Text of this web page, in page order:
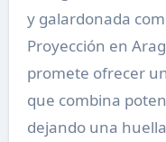
y galardonada
Proyección en
promete ofrecer
que combina
dejando una